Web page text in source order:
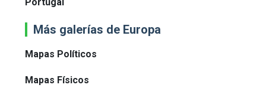
Más galerías de Europa
Mapas Políticos
Mapas Físicos